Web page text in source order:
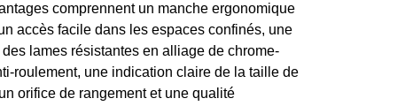
comprennent un manche ergonomique
accès facile dans les espaces confinés, une
lames résistantes en alliage de chrome-
roulement, une indication claire de la taille de
orifice de rangement et une qualité